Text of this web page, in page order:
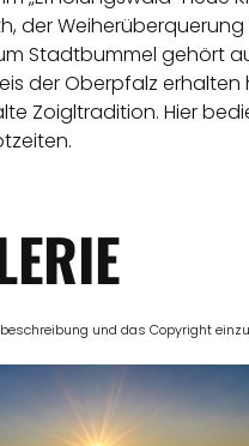
der
Stadtbummel gehört
der Oberpfalz
Zoigltradition. Hier
und das Copyright